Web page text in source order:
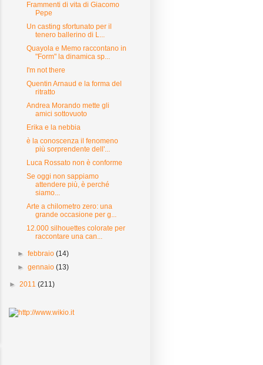
Frammenti di vita di Giacomo
Pepe
Un casting sfortunato per il
tenero ballerino di L...
Quayola e Memo raccontano in
"Form" la dinamica sp...
I'm not there
Quentin Arnaud e la forma del
ritratto
Andrea Morando mette gli
amici sottovuoto
Erika e la nebbia
è la conoscenza il fenomeno
più sorprendente dell'...
Luca Rossato non è conforme
Se oggi non sappiamo
attendere più, è perché
siamo...
Arte a chilometro zero: una
grande occasione per g...
12.000 silhouettes colorate per
raccontare una can...
►febbraio(14)
►gennaio(13)
► 2011 (211)